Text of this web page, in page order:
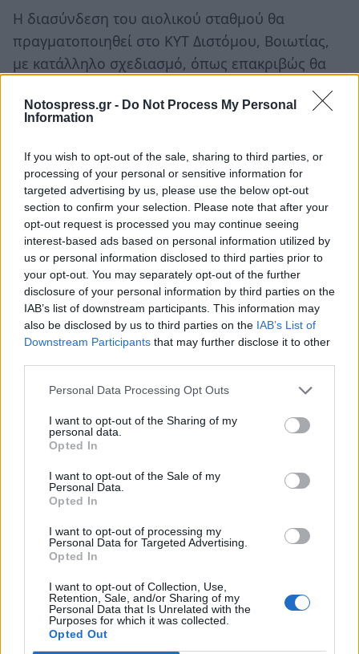
Notospress.gr - Do Not Process My Personal
Information
If you wish to opt-out of the sale, sharing to third parties, or
processing of your personal or sensitive information for
targeted advertising by us, please use the below opt-out
section to confirm your selection. Please note that after your
opt-out request is processed you may continue seeing
interest-based ads based on personal information utilized by
us or personal information disclosed to third parties prior to
your opt-out. You may separately opt-out of the further
disclosure of your personal information by third parties on the
IAB’s list of downstream participants. This information may
also be disclosed by us to third parties on the IAB’s List of
Downstream Participants that may further disclose it to other
Personal Data Processing Opt Outs
I want to opt-out of the Sharing of my
personal data.
Opted In
I want to opt-out of the Sale of my
Personal Data.
Opted In
I want to opt-out of processing my
Personal Data for Targeted Advertising.
Opted In
I want to opt-out of Collection, Use,
Retention, Sale, and/or Sharing of my
Personal Data that Is Unrelated with the
Purposes for which it was collected.
Opted Out
Η διασύνδεση του αιολικού σταθμού θα
πραγματοποιηθεί στο ΚΥΤ Διστόμου, Βοιωτίας,
με κατάλληλο σχεδιασμό, όπως επακριβώς θα
Προσφοράς Σύνδεσης από τον Διαχειριστή του
Ακόμη σημειώνεται ότι η εταιρεία μεριμνά για
την αδειοδότηση και κατασκευή των έργων
διασύνδεσης καιβαρύνεται εξ’ ολοκλήρουμε
τις δαπάνες για την κατασκευή πλήρους
διασύνδεσης του σταθμού μέχρι τα όρια του
Συστήματος, όπως αυτά υφίστανται κατά τη
χορήγηση της Βεβαίωσης Παραγωγού Ειδικού
Όπως είναι γνωστό άλλωστε για τέτοια έργα «σε
περίπτωση διαπίστωσης αδυναμίας υλοποίησης
του έργου της ανεξάρτητης διασύνδεσης, η
CNI Energy
Η CNI Energy έχει συσταθεί από το 1997 και
Σύμβουλος - είναι οΝικόλαος
Κωνσταντόπουλος
εμπειρία στο χώρο των ΑΠΕ καθώς έχει
δρομολογήσει σειρά έργων.